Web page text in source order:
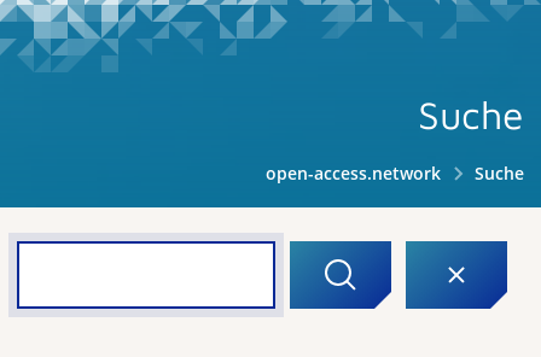
Suche
open-access.network Suche